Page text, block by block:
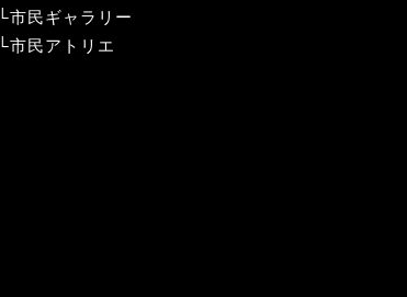
└市民ギャラリー
└市民アトリエ